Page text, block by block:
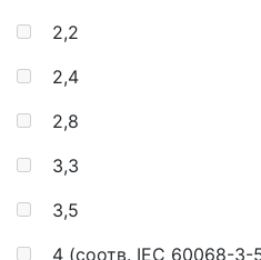
2,2
2,4
2,8
3,3
3,5
4 (соотв. IEC 60068-3-